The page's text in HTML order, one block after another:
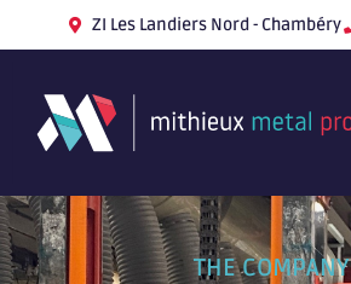
ZI Les Landiers Nord - Chambéry
THE COMPANY